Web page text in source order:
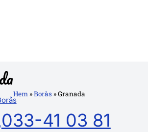
Hem»Borås »Granada
033-41 03 81